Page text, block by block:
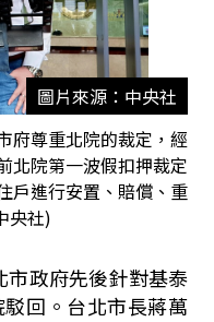
圖片來源：中央社
府尊重北院的裁定，經
北院第一波假扣押裁定
戶進行安置、賠償、重
央社)
市政府先後針對基泰
回。台北市長蔣萬